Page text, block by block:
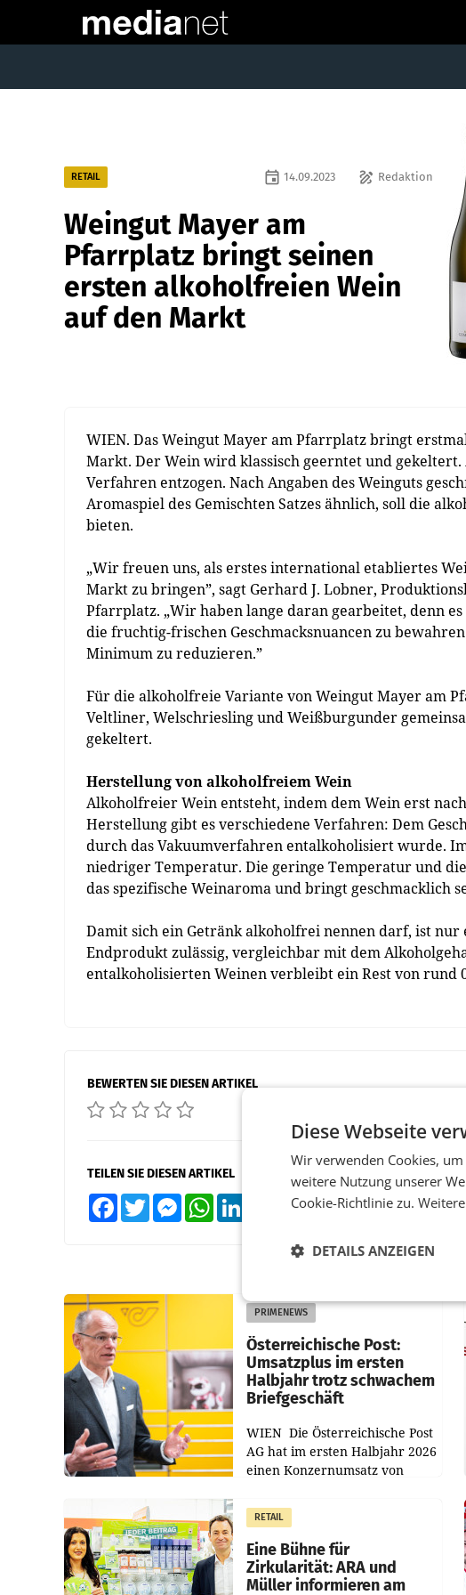
RETAIL draw Redaktion
event 14.09.2023
Weingut Mayer am
Pfarrplatz bringt seinen
ersten alkoholfreien Wein
auf den Markt
WIEN. Das Weingut Mayer am Pfarrplatz bringt
Markt. Der Wein wird klassisch geerntet und
Verfahren entzogen. Nach Angaben des Weinguts
Aromaspiel des Gemischten Satzes ähnlich, soll die
bieten.
„Wir freuen uns, als erstes international etabliertes
Markt zu bringen”, sagt Gerhard J. Lobner,
Pfarrplatz. „Wir haben lange daran gearbeitet, denn
die fruchtig-frischen Geschmacksnuancen zu
Minimum zu reduzieren.”
Für die alkoholfreie Variante von Weingut Mayer am
Veltliner, Welschriesling und Weißburgunder
gekeltert.
Herstellung von alkoholfreiem Wein
Alkoholfreier Wein entsteht, indem dem Wein erst
Herstellung gibt es verschiedene Verfahren: Dem
durch das Vakuumverfahren entalkoholisiert wurde.
niedriger Temperatur. Die geringe Temperatur und
das spezifische Weinaroma und bringt geschmacklich
Damit sich ein Getränk alkoholfrei nennen darf, ist
Endprodukt zulässig, vergleichbar mit dem
entalkoholisierten Weinen verbleibt ein Rest von rund
BEWERTEN SIE DIESEN ARTIKEL
TEILEN SIE DIESEN ARTIKEL
FacebookTwitter MessengerWhatsApp XING Teilen
PRIMENEWS
Österreichische Post:
Umsatzplus im ersten
Halbjahr trotz schwachem
Briefgeschäft
WIEN Die Österreichische Post
AG hat im ersten Halbjahr 2026
einen Konzernumsatz von
erwirtschaftet, was einem Plus
von 3,8 Prozent gegenüber
dem Vergleichszeitraum
RETAIL
Eine Bühne für
Zirkularität: ARA und
Müller informieren am
Diese Webseite
Wir verwenden Cookies,
weitere Nutzung unserer
Cookie-Richtlinie zu.
DETAILS ANZEIGEN